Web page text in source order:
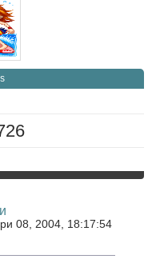
08, 2004, 18:17:54